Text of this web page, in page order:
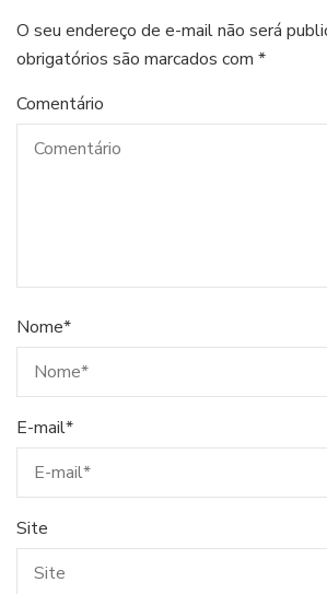
O seu endereço de e-mail não será
obrigatórios são marcados com *
Comentário
Nome*
E-mail*
Site